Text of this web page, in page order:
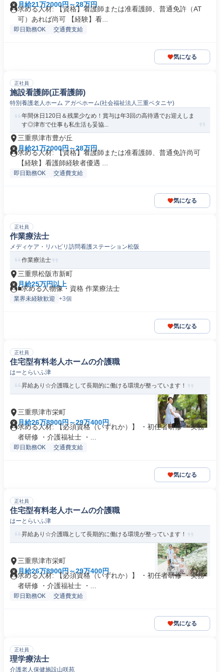
月給21万2000円～28万円
求める人材: 【資格】看護師または准看護師、普通免許（AT
可）あれば尚可 【経験】看...
即日勤務OK 交通費支給
気になる
正社員
施設看護師(正看護師)
特別養護老人ホーム アガペホーム(社会福祉法人三重ベタニヤ)
年間休日120日＆残業少なめ！賞与は年3回の高待遇でお迎えしま
す◎津市で仕事も私生活も妥協...
三重県津市豊が丘
月給21万2000円～28万円
求める人材: 【資格】看護師または准看護師、普通免許尚可
【経験】看護師経験者優遇 ...
即日勤務OK 交通費支給
気になる
正社員
作業療法士
メディケア・リハビリ訪問看護ステーション松阪
作業療法士
三重県松阪市新町
月給25万円以上
■求める人物像・資格 作業療法士
業界未経験歓迎 +3個
気になる
正社員
住宅型有料老人ホームの介護職
はーとらいふ津
昇給あり☆介護職として長期的に働ける環境が整っています！
三重県津市栄町
月給26万8900円～29万400円
求める人材: 【必須資格（いずれか）】 ・初任者研修 ・実務
者研修 ・介護福祉士 ・...
即日勤務OK 交通費支給
気になる
正社員
住宅型有料老人ホームの介護職
はーとらいふ津
昇給あり☆介護職として長期的に働ける環境が整っています！
三重県津市栄町
月給26万8900円～29万400円
求める人材: 【必須資格（いずれか）】 ・初任者研修 ・実務
者研修 ・介護福祉士 ・...
即日勤務OK 交通費支給
気になる
正社員
理学療法士
介護老人保健施設山咲苑